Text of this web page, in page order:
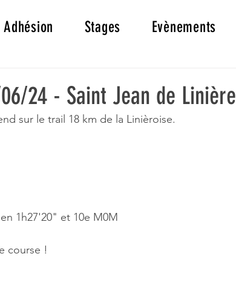
24 - Saint Jean de Linière
sur le trail 18 km de la Linièroise.
1h27'20" et 10e M0M
course !
Adhésion Stages Evènements